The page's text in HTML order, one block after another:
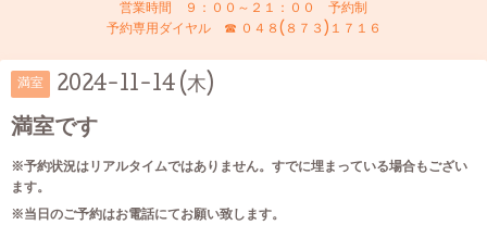
営業時間 ９：００～２１：００ 予約制
予約専用ダイヤル ☎ ０４８(８７３)１７１６
満室 2024-11-14 (木)
満室です
※予約状況はリアルタイムではありません。すでに埋まっている場合もござい
ます。
※当日のご予約はお電話にてお願い致します。